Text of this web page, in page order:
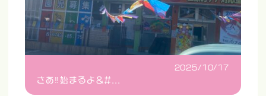
2025/10/17
さあ‼️始まるよ&#...